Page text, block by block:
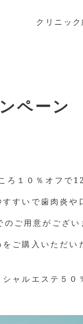
クリニック
ペーン
１０％オフで
すいで歯肉炎や
ご用意がござい
ご購入いただ
ャルエステ５